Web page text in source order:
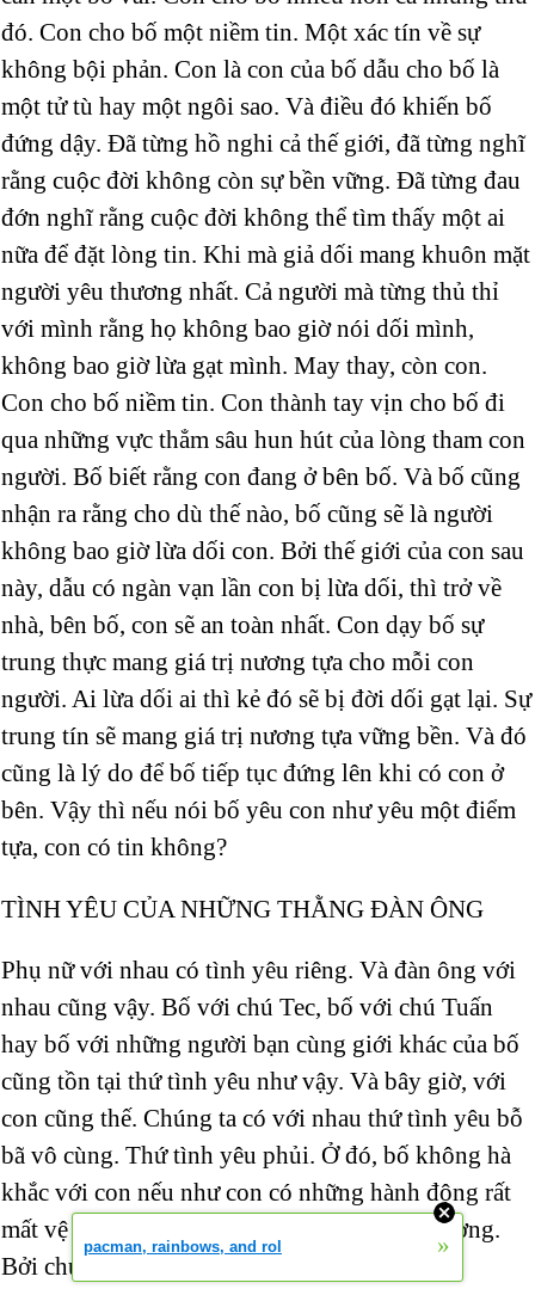
đó. Con cho bố một niềm tin. Một xác tín về sự
không bội phản. Con là con của bố dẫu cho bố là
một tử tù hay một ngôi sao. Và điều đó khiến bố
đứng dậy. Đã từng hồ nghi cả thế giới, đã từng nghĩ
rằng cuộc đời không còn sự bền vững. Đã từng đau
đớn nghĩ rằng cuộc đời không thể tìm thấy một ai
nữa để đặt lòng tin. Khi mà giả dối mang khuôn mặt
người yêu thương nhất. Cả người mà từng thủ thỉ
với mình rằng họ không bao giờ nói dối mình,
không bao giờ lừa gạt mình. May thay, còn con.
Con cho bố niềm tin. Con thành tay vịn cho bố đi
qua những vực thẳm sâu hun hút của lòng tham con
người. Bố biết rằng con đang ở bên bố. Và bố cũng
nhận ra rằng cho dù thế nào, bố cũng sẽ là người
không bao giờ lừa dối con. Bởi thế giới của con sau
này, dẫu có ngàn vạn lần con bị lừa dối, thì trở về
nhà, bên bố, con sẽ an toàn nhất. Con dạy bố sự
trung thực mang giá trị nương tựa cho mỗi con
người. Ai lừa dối ai thì kẻ đó sẽ bị đời dối gạt lại. Sự
trung tín sẽ mang giá trị nương tựa vững bền. Và đó
cũng là lý do để bố tiếp tục đứng lên khi có con ở
bên. Vậy thì nếu nói bố yêu con như yêu một điểm
tựa, con có tin không?
TÌNH YÊU CỦA NHỮNG THẰNG ĐÀN ÔNG
Phụ nữ với nhau có tình yêu riêng. Và đàn ông với
nhau cũng vậy. Bố với chú Tec, bố với chú Tuấn
hay bố với những người bạn cùng giới khác của bố
cũng tồn tại thứ tình yêu như vậy. Và bây giờ, với
con cũng thế. Chúng ta có với nhau thứ tình yêu bỗ
bã vô cùng. Thứ tình yêu phủi. Ở đó, bố không hà
khắc với con nếu như con có những hành động rất
mất vệ sinh như là ngoáy mũi rồi chùi vào tường.
Bởi chúng ta là những thằng đàn ông.
pacman, rainbows, and rol »